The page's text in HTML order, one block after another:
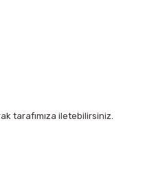
tarafımıza iletebilirsiniz.